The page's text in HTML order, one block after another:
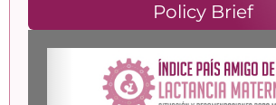
Policy Brief